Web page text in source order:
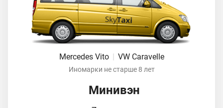
Mercedes Vito VW Caravelle
Иномарки не старше 8 лет
Минивэн